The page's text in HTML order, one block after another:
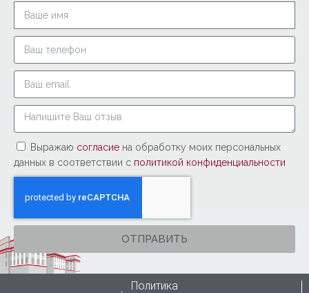
Выражаю согласие на обработку моих персональных
данных в соответствии с политикой конфиденциальности
ОТПРАВИТЬ
Политика